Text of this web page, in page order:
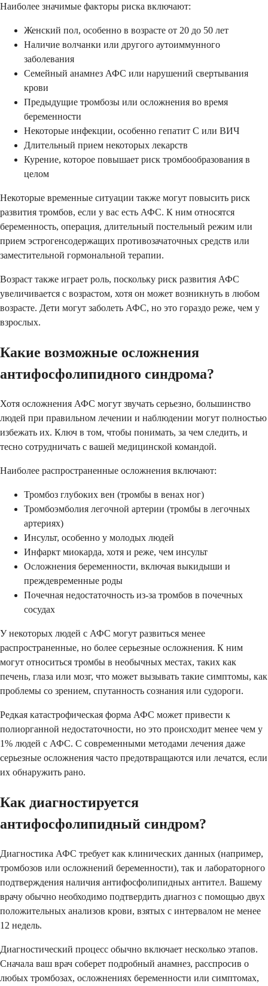
Наиболее значимые факторы риска включают:
Женский пол, особенно в возрасте от 20 до 50 лет
Наличие волчанки или другого аутоиммунного
заболевания
Семейный анамнез АФС или нарушений свертывания
крови
Предыдущие тромбозы или осложнения во время
беременности
Некоторые инфекции, особенно гепатит С или ВИЧ
Длительный прием некоторых лекарств
Курение, которое повышает риск тромбообразования в
целом
Некоторые временные ситуации также могут повысить риск
развития тромбов, если у вас есть АФС. К ним относятся
беременность, операция, длительный постельный режим или
прием эстрогенсодержащих противозачаточных средств или
заместительной гормональной терапии.
Возраст также играет роль, поскольку риск развития АФС
увеличивается с возрастом, хотя он может возникнуть в любом
возрасте. Дети могут заболеть АФС, но это гораздо реже, чем у
взрослых.
Какие возможные осложнения
антифосфолипидного синдрома?
Хотя осложнения АФС могут звучать серьезно, большинство
людей при правильном лечении и наблюдении могут полностью
избежать их. Ключ в том, чтобы понимать, за чем следить, и
тесно сотрудничать с вашей медицинской командой.
Наиболее распространенные осложнения включают:
Тромбоз глубоких вен (тромбы в венах ног)
Тромбоэмболия легочной артерии (тромбы в легочных
артериях)
Инсульт, особенно у молодых людей
Инфаркт миокарда, хотя и реже, чем инсульт
Осложнения беременности, включая выкидыши и
преждевременные роды
Почечная недостаточность из-за тромбов в почечных
сосудах
У некоторых людей с АФС могут развиться менее
распространенные, но более серьезные осложнения. К ним
могут относиться тромбы в необычных местах, таких как
печень, глаза или мозг, что может вызывать такие симптомы, как
проблемы со зрением, спутанность сознания или судороги.
Редкая катастрофическая форма АФС может привести к
полиорганной недостаточности, но это происходит менее чем у
1% людей с АФС. С современными методами лечения даже
серьезные осложнения часто предотвращаются или лечатся, если
их обнаружить рано.
Как диагностируется
антифосфолипидный синдром?
Диагностика АФС требует как клинических данных (например,
тромбозов или осложнений беременности), так и лабораторного
подтверждения наличия антифосфолипидных антител. Вашему
врачу обычно необходимо подтвердить диагноз с помощью двух
положительных анализов крови, взятых с интервалом не менее
12 недель.
Диагностический процесс обычно включает несколько этапов.
Сначала ваш врач соберет подробный анамнез, расспросив о
любых тромбозах, осложнениях беременности или симптомах,